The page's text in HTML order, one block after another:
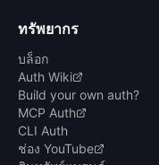
ทรัพยากร
บล็อก
Auth Wiki
Build your own auth?
MCP Auth
CLI Auth
ช่อง YouTube